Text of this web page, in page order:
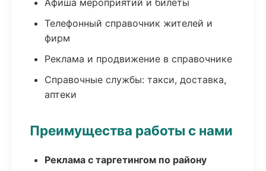
Афиша мероприятий и билеты
Телефонный справочник жителей и
фирм
Реклама и продвижение в справочнике
Справочные службы: такси, доставка,
аптеки
Преимущества работы с нами
Реклама с таргетингом по району